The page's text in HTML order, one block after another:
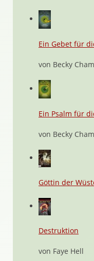
Ein Gebet für
von Becky
Ein Psalm für
von Becky
Göttin der
Destruktion
von Faye Hell